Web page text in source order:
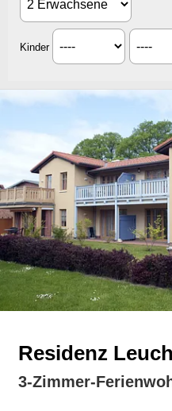
Kinder
Residenz
3-Zimmer-